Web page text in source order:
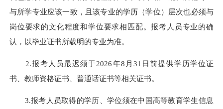
与所学专业应该一致，且该专业的学历（学位）层次也必须与
岗位要求的文化程度和学位要求相匹配。报考人员专业的确
认，以毕业证书所载明的专业为准。
2.报考人员最迟须于2026年8月31日前提供学历学位证
书、教师资格证书、普通话证书等相关证书。
3.报考人员取得的学历、学位须在中国高等教育学生信息